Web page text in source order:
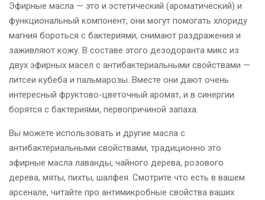
Эфирные масла — это и эстетический (ароматический) и
функциональный компонент, они могут помогать хлориду
магния бороться с бактериями, снимают раздражения и
заживляют кожу. В составе этого дезодоранта микс из
двух эфирных масел с антибактериальными свойствами —
литсеи кубеба и пальмарозы. Вместе они дают очень
интересный фруктово-цветочный аромат, и в синергии
борятся с бактериями, первопричиной запаха.
Вы можете использовать и другие масла с
антибактериальными свойствами, традиционно это
эфирные масла лаванды, чайного дерева, розового
дерева, мяты, пихты, шалфея. Смотрите что есть в вашем
арсенале, читайте про антимикробные свойства ваших